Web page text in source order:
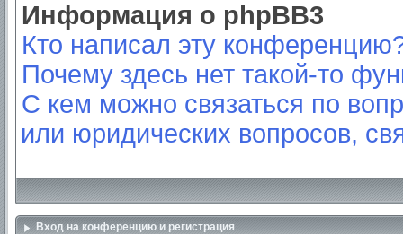
Информация о phpBB3
Кто написал эту
Почему здесь нет такой-то
С кем можно связаться по
или юридических вопросов,
Вход на конференцию и регистрация